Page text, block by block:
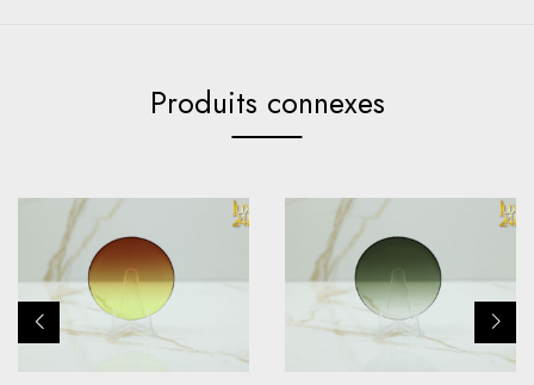
Produits connexes